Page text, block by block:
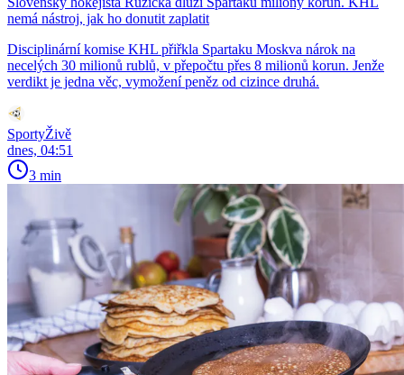
nemá nástroj, jak ho donutit zaplatit
Disciplinární komise KHL přiřkla Spartaku Moskva nárok na
necelých 30 milionů rublů, v přepočtu přes 8 milionů korun. Jenže
verdikt je jedna věc, vymožení peněz od cizince druhá.
SportyŽivě
dnes, 04:51
3 min